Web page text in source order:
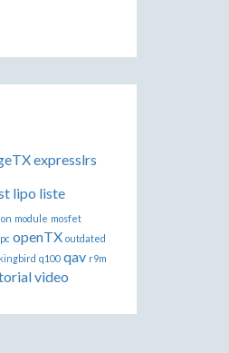
expresslrs
lipo liste
module mosfet
openTX outdated
q100 qav r9m
video